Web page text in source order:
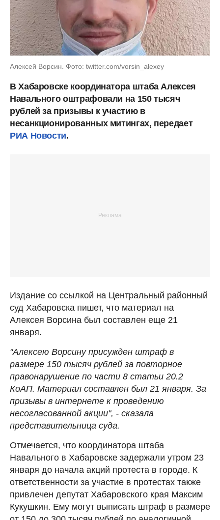
Алексей Ворсин. Фото: twitter.com/vorsin_alexey
В Хабаровске координатора штаба Алексея
Навального оштрафовали на 150 тысяч
рублей за призывы к участию в
несанкционированных митингах, передает
РИА Новости.
Издание со ссылкой на Центральный районный
суд Хабаровска пишет, что материал на
Алексея Ворсина был составлен еще 21
января.
"Алексею Ворсину присужден штраф в
размере 150 тысяч рублей за повторное
правонарушение по части 8 статьи 20.2
КоАП. Материал составлен был 21 января. За
призывы в интернете к проведению
несогласованной акции", - сказала
представительница суда.
Отмечается, что координатора штаба
Навального в Хабаровске задержали утром 23
января до начала акций протеста в городе. К
ответственности за участие в протестах также
привлечен депутат Хабаровского края Максим
Кукушкин. Ему могут выписать штраф в размере